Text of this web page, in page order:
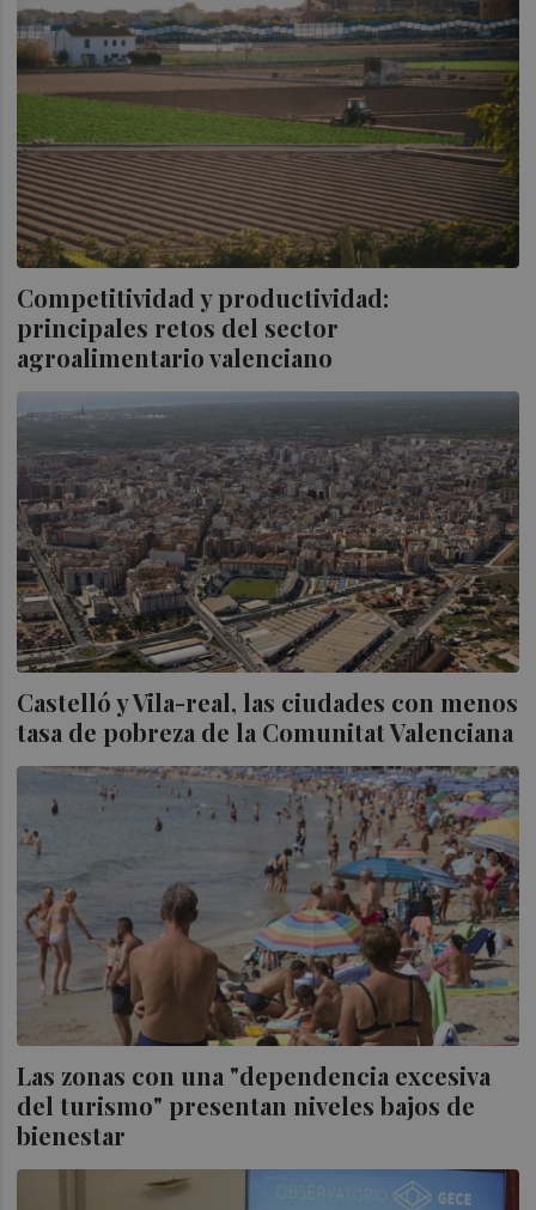
Competitividad y productividad:
principales retos del sector
agroalimentario valenciano
Castelló y Vila-real, las ciudades con menos
tasa de pobreza de la Comunitat Valenciana
Las zonas con una "dependencia excesiva
del turismo" presentan niveles bajos de
bienestar